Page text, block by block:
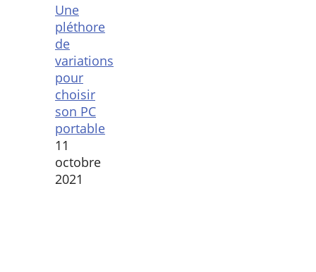
Une
pléthore
de
variations
pour
choisir
son PC
portable
11
octobre
2021